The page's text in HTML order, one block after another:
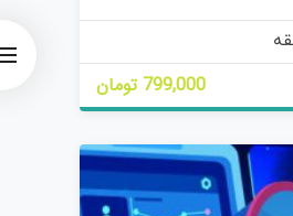
799,000 تومان